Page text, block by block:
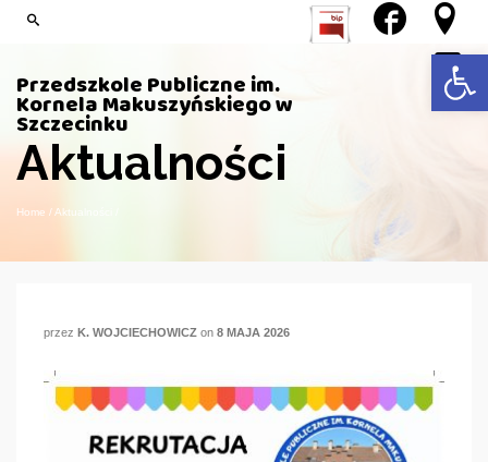
Przedszkole Publiczne im.
Kornela Makuszyńskiego w
Szczecinku
Aktualności
Home / Aktualności
przez K. WOJCIECHOWICZ on 8 MAJA 2026